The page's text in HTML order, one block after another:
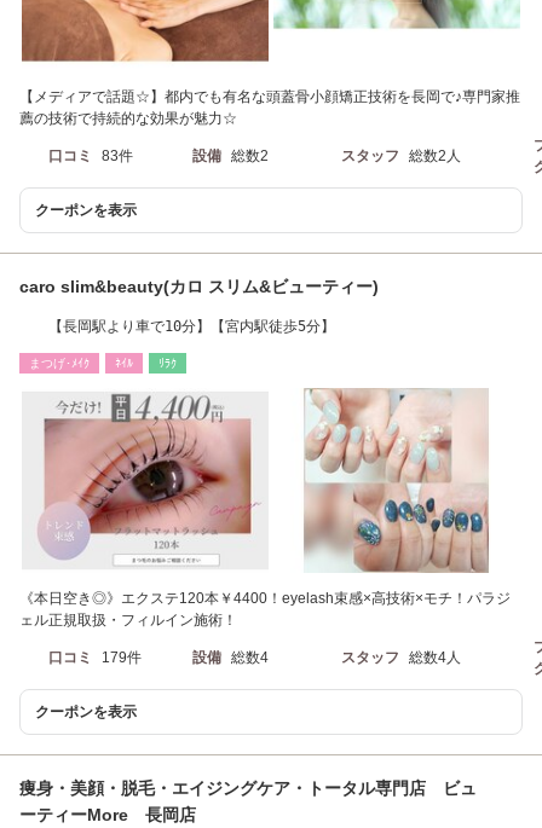
【メディアで話題☆】都内でも有名な頭蓋骨小顔矯正技術を長岡で♪専門家推
薦の技術で持続的な効果が魅力☆
口コミ 83件 設備 総数2 スタッフ 総数2人
クーポンを表示
caro slim&beauty(カロ スリム&ビューティー)
【長岡駅より車で10分】【宮内駅徒歩5分】
まつげ･ﾒｲｸ ﾈｲﾙ ﾘﾗｸ
《本日空き◎》エクステ120本￥4400！eyelash束感×高技術×モチ！パラジ
ェル正規取扱・フィルイン施術！
口コミ 179件 設備 総数4 スタッフ 総数4人
クーポンを表示
痩身・美顔・脱毛・エイジングケア・トータル専門店 ビュ
ーティーMore 長岡店